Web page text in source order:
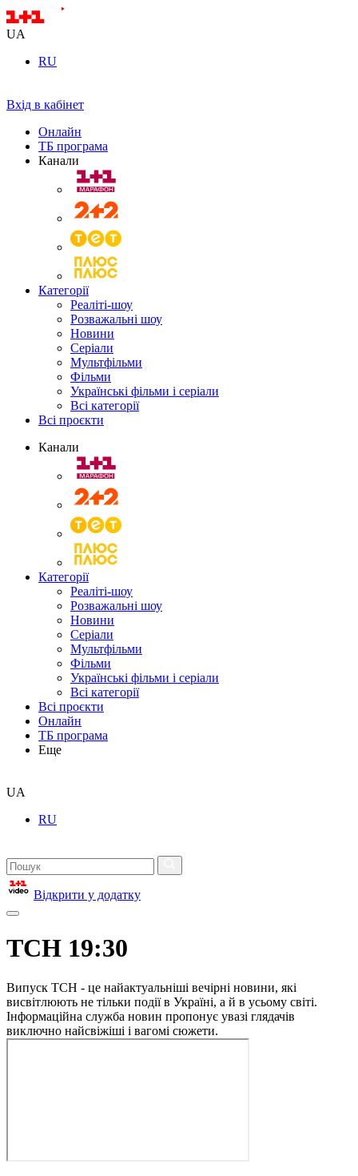
UA
RU
Вхід в кабінет
Онлайн
ТБ програма
Канали
Категорії
Реаліті-шоу
Розважальні шоу
Новини
Серіали
Мультфільми
Фільми
Українські фільми і серіали
Всі категорії
Всі проєкти
Канали
Категорії
Реаліті-шоу
Розважальні шоу
Новини
Серіали
Мультфільми
Фільми
Українські фільми і серіали
Всі категорії
Всі проєкти
Онлайн
ТБ програма
Еще
UA
RU
Відкрити у додатку
ТСН 19:30
Випуск ТСН - це найактуальніші вечірні новини, які
висвітлюють не тільки події в Україні, а й в усьому світі.
Інформаційна служба новин пропонує увазі глядачів
виключно найсвіжіші і вагомі сюжети.